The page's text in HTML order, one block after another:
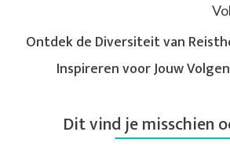
Ontdek de Diversiteit van
Inspireren voor Jouw
Dit vind je misschien